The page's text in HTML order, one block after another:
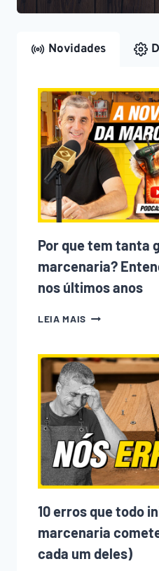
Novidades
Por que tem tanta
marcenaria?
nos últimos anos
LEIA MAIS POR
TANTA
GENTE
ENTRANDO
NA
MARCENARIA?
ENTENDA
O
QUE
MUDOU
NOS
ÚLTIMOS
10 erros que todo
marcenaria
cada um deles)